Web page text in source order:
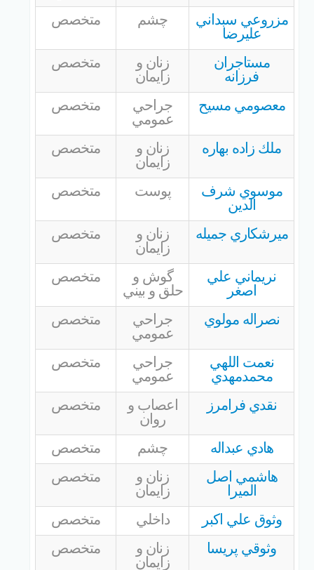
مزروعي سبداني
عليرضا
چشم متخصص
مستاجران
فرزانه
زنان و
زايمان
متخصص
معصومي مسيح
جراحي
عمومي
متخصص
ملك زاده بهاره
زنان و
زايمان
متخصص
موسوي شرف
الدين
پوست متخصص
ميرشكاري جميله
زنان و
زايمان
متخصص
نريماني علي
اصغر
گوش و
حلق و بيني
متخصص
نصراله مولوي
جراحي
عمومي
متخصص
نعمت اللهي
محمدمهدي
جراحي
عمومي
متخصص
نقدي فرامرز
اعصاب و
روان
متخصص
هادي عبداله چشم
متخصص
هاشمي اصل
الميرا
زنان و
زايمان
متخصص
وثوق علي اكبر داخلي
متخصص
وثوقي پريسا
زنان و
زايمان
متخصص